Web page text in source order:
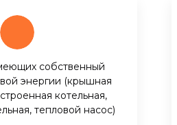
собственный
энергии (крышная
котельная,
тепловой насос)